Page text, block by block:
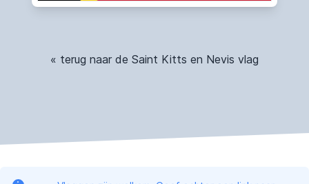
« terug naar de Saint Kitts en Nevis vlag